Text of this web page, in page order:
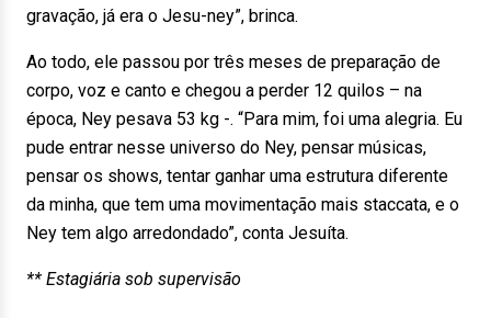
gravação, já era o Jesu-ney”, brinca.
Ao todo, ele passou por três meses de preparação de
corpo, voz e canto e chegou a perder 12 quilos – na
época, Ney pesava 53 kg -. “Para mim, foi uma alegria. Eu
pude entrar nesse universo do Ney, pensar músicas,
pensar os shows, tentar ganhar uma estrutura diferente
da minha, que tem uma movimentação mais staccata, e o
Ney tem algo arredondado”, conta Jesuíta.
** Estagiária sob supervisão